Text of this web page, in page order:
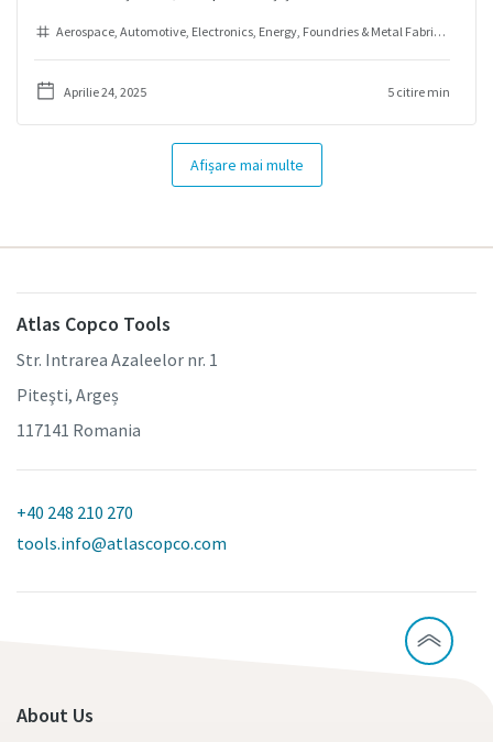
Aerospace Automotive Electronics Energy Foundries & Metal Fabrication
Aprilie 24, 2025 5 citire min
Afișare mai multe
Atlas Copco Tools
Str. Intrarea Azaleelor nr. 1
Piteşti, Argeș
117141 Romania
+40 248 210 270
tools.info@atlascopco.com
About Us